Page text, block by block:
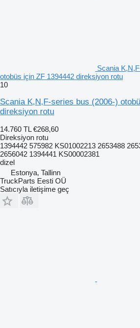
Scania
otobüs için ZF 1394442 direksiyon rotu
10
Scania K,N,F-series bus (2006-)
direksiyon rotu
14.760 TL €268,60
Direksiyon rotu
1394442 575982 KS01002213 2653488
2656042 1394441 KS00002381
dizel
Estonya, Tallinn
TruckParts Eesti OÜ
Satıcıyla iletişime geç